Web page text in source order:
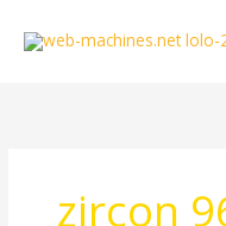
zircon